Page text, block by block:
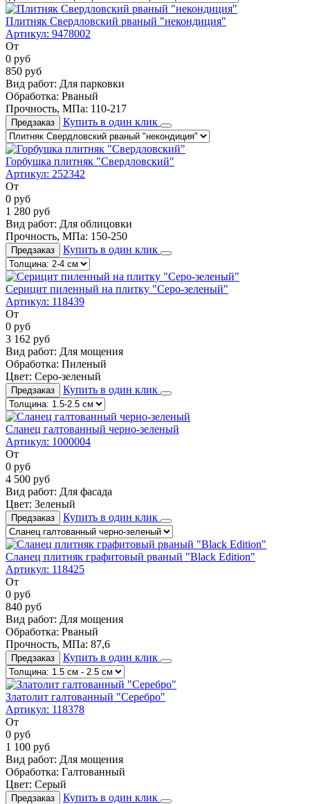
Плитняк Свердловский рваный "некондиция"
Артикул: 9478002
От
0 руб
850 руб
Вид работ: Для парковки
Обработка: Рваный
Прочность, МПа: 110-217
Предзаказ Купить в один клик
Горбушка плитняк "Свердловский"
Артикул: 252342
От
0 руб
1 280 руб
Вид работ: Для облицовки
Прочность, МПа: 150-250
Предзаказ Купить в один клик
Серицит пиленный на плитку "Серо-зеленый"
Артикул: 118439
От
0 руб
3 162 руб
Вид работ: Для мощения
Обработка: Пиленый
Цвет: Серо-зеленый
Предзаказ Купить в один клик
Сланец галтованный черно-зеленый
Артикул: 1000004
От
0 руб
4 500 руб
Вид работ: Для фасада
Цвет: Зеленый
Предзаказ Купить в один клик
Сланец плитняк графитовый рваный "Black Edition"
Артикул: 118425
От
0 руб
840 руб
Вид работ: Для мощения
Обработка: Рваный
Прочность, МПа: 87,6
Предзаказ Купить в один клик
Златолит галтованный "Серебро"
Артикул: 118378
От
0 руб
1 100 руб
Вид работ: Для мощения
Обработка: Галтованный
Цвет: Серый
Предзаказ Купить в один клик